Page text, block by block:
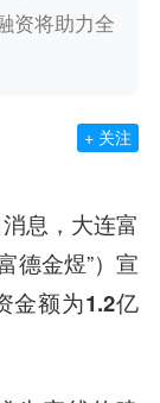
资将助力全
+ 关注
息，大连富
德金煜”）宣
金额为1.2亿